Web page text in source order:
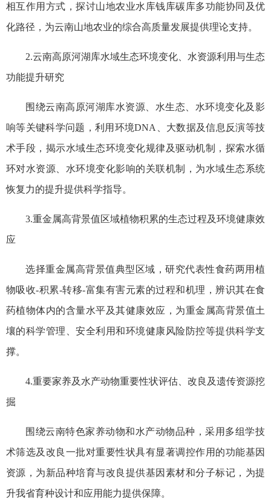
相互作用方式，探讨山地农业水库钱库碳库多功能协同及优
化路径，为云南山地农业的综合高质量发展提供理论支持。
2.云南高原河湖库水域生态环境变化、水资源利用与生态
功能提升研究
围绕云南高原河湖库水资源、水生态、水环境变化及影
响等关键科学问题，利用环境DNA、大数据及信息反演等技
术手段，揭示水域生态环境变化规律及驱动机制，探索水循
环对水资源、水环境变化影响的关联机制，为水域生态系统
恢复力的提升提供科学指导。
3.重金属高背景值区域植物积累的生态过程及环境健康效
应
选择重金属高背景值典型区域，研究代表性食药两用植
物吸收-积累-转移-富集有害元素的过程和机理，辨识其在食
药植物体内的含量水平及其健康效应，为重金属高背景值土
壤的科学管理、安全利用和环境健康风险防控等提供科学支
撑。
4.重要家养及水产动物重要性状评估、改良及遗传资源挖
掘
围绕云南特色家养动物和水产动物品种，采用多组学技
术筛选及改良一批对重要性状具有显著调控作用的功能基因
资源，为新品种培育与改良提供基因素材和分子标记，为提
升我省育种设计和应用能力提供保障。